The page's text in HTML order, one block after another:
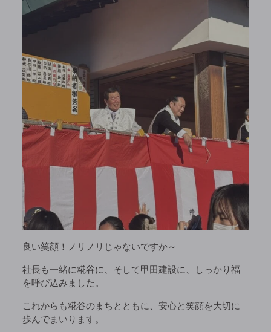
良い笑顔！ノリノリじゃないですか～
社長も一緒に糀谷に、そして甲田建設に、しっかり福
を呼び込みました。
これからも糀谷のまちとともに、安心と笑顔を大切に
歩んでまいります。